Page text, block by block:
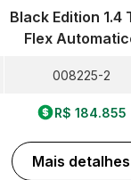
Black Edition 1.4
Flex
008225-2
R$ 184.855
Mais detalhes